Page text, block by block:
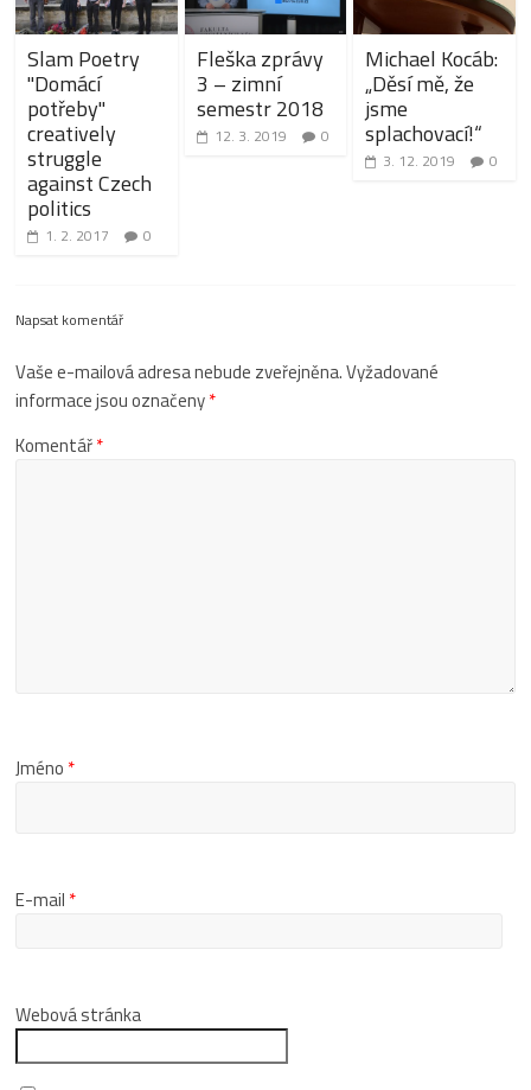
Slam Poetry
"Domácí
potřeby"
creatively
struggle
against Czech
politics
1. 2. 2017 0
Fleška zprávy
3 – zimní
semestr 2018
12. 3. 2019 0
Michael Kocáb:
„Děsí mě, že
jsme
splachovací!“
3. 12. 2019 0
Napsat komentář
Vaše e-mailová adresa nebude zveřejněna.Vyžadované
informace jsou označeny*
Komentář*
Jméno *
E-mail *
Webová stránka